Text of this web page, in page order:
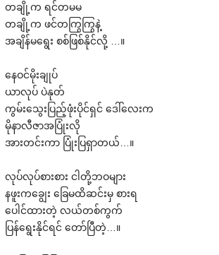
တချို့က ရင်တမမ
တချို့က ဖင်တကြွကြွနဲ့
အချိန်မ‌ရွေး စစ်ဖြစ်နိုင်လို့ …။
‌နေဝင်မိုးချုပ်
ယာလုပ် ပဲနုတ်
ကွမ်း‌သွေးပြည့်ဖုံးပိုင်ရှင် ‌ဒေါ်‌လေးက
မိုနာလီဇာအပြုံးလို
အားတင်းကာ ပြုံးပြရှာတယ်…။
လုပ်လုပ်စားစား ငါတို့ဘဝများ
နဖူးက‌ချွေး ‌ခြေမထိဆင်းမှ စားရ
‌ပေါင်ထားတဲ့ လယ်တစ်ကွက်
ပြန်‌ရွေးနိုင်ရင် ‌တော်ပြီတဲ့…။